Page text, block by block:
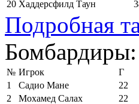
20 Хаддерсфилд Таун
Подробная
Бомбардиры:
№ Игрок
Г
1
Садио Мане
22
2
Мохамед Салах
22